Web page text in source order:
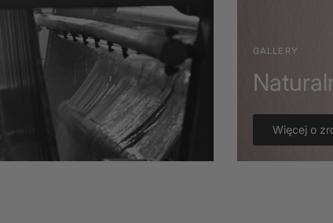
GALLERY
Więcej o